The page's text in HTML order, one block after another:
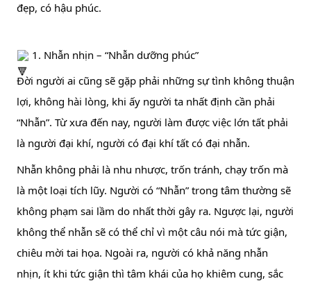
đẹp, có hậu phúc.
1. Nhẫn nhịn – “Nhẫn dưỡng phúc”
Đời người ai cũng sẽ gặp phải những sự tình không thuận
lợi, không hài lòng, khi ấy người ta nhất định cần phải
“Nhẫn”. Từ xưa đến nay, người làm được việc lớn tất phải
là người đại khí, người có đại khí tất có đại nhẫn.
Nhẫn không phải là nhu nhược, trốn tránh, chạy trốn mà
là một loại tích lũy. Người có “Nhẫn” trong tâm thường sẽ
không phạm sai lầm do nhất thời gây ra. Ngược lại, người
không thể nhẫn sẽ có thể chỉ vì một câu nói mà tức giận,
chiêu mời tai họa. Ngoài ra, người có khả năng nhẫn
nhịn, ít khi tức giận thì tâm khái của họ khiêm cung, sắc